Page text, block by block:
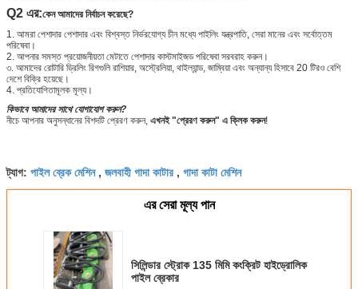
Q2 এর:কেন আমাদের নির্বাচন করেছে?
1. আমরা পেশাদার পেশাদার এবং বিশ্বস্ত নির্ভরযোগ্য চীন মধ্যে পাইলিং যন্ত্রপাতি, সেরা মানের এবং সর্বোত্তম
পরিষেবা।
2. আপনার সমস্ত প্রয়োজনীয়তা মেটাতে পেশাদার কাস্টমাইজড পরিষেবা সরবরাহ করুন।
৩. আমাদের রোটারি ড্রিলিং রিগগুলি রাশিয়ার, অস্ট্রেলিয়া, থাইল্যান্ড, জাম্বিয়া এবং অন্যান্য হিসাবে 20 টিরও বেশি
দেশে বিক্রি হয়েছে।
4. প্রতিযোগিতামূলক মূল্য।
কিভাবে আমাদের সাথে যোগাযোগ করুন?
নীচে আপনার অনুসন্ধানের বিশদটি প্রেরণ করুন, এখনই "প্রেরণ করুন" এ ক্লিক করুন!
ট্যাগ: পাইল ব্রেক মেশিন, জলবাহী গাদা কাটার , গাদা কাটা মেশিন
এর সেরা মূল্য পান
সিলিন্ডার স্ট্রোক 135 মিমি কংক্রিট হাইড্রোলিক
পাইল ব্রেকার